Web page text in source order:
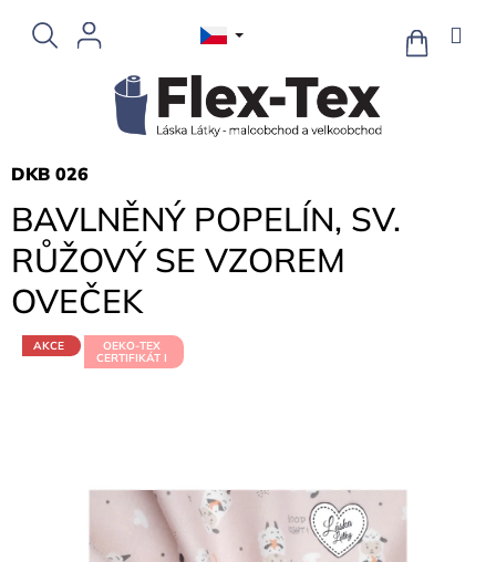
obsah
NÁKUPNÍ
KOŠÍK
BAVLNĚNÝ POPELÍN, SV.
RŮŽOVÝ SE VZOREM
OVEČEK
DKB 026
AKCE
OEKO-TEX
CERTIFIKÁT I